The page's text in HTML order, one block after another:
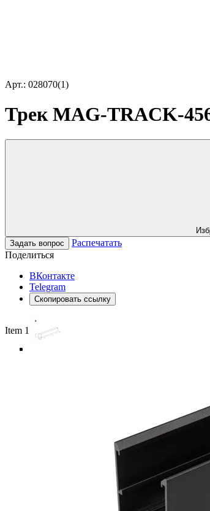
Арт.: 028070(1)
Трек MAG-TRACK-
Задать вопрос
Распечатать
Поделиться
ВКонтакте
Telegram
Скопировать ссылку
Item 1 of 4